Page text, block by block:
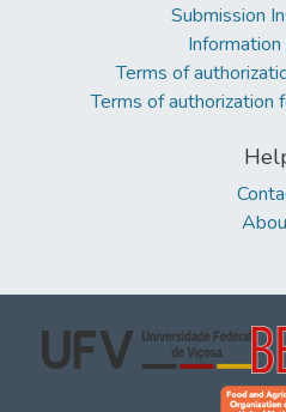
Submission
Terms of
Terms of authorization